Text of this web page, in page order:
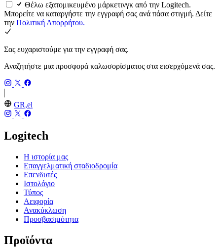
Θέλω εξατομικευμένο μάρκετινγκ από την Logitech.
Μπορείτε να καταργήστε την εγγραφή σας ανά πάσα στιγμή. Δείτε
την Πολιτική Απορρήτου.
Σας ευχαριστούμε για την εγγραφή σας.
Αναζητήστε μια προσφορά καλωσορίσματος στα εισερχόμενά σας.
GR,el
Logitech
Η ιστορία μας
Επαγγελματική σταδιοδρομία
Επενδυτές
Ιστολόγιο
Τύπος
Αειφορία
Ανακύκλωση
Προσβασιμότητα
Προϊόντα